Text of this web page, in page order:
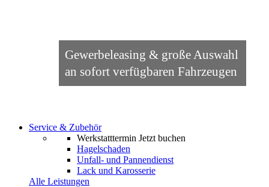
Gewerbeleasing & große Auswahl
an sofort verfügbaren Fahrzeugen
Service & Zubehör
Werkstatttermin Jetzt buchen
Hagelschaden
Unfall- und Pannendienst
Lack und Karosserie
Alle Leistungen